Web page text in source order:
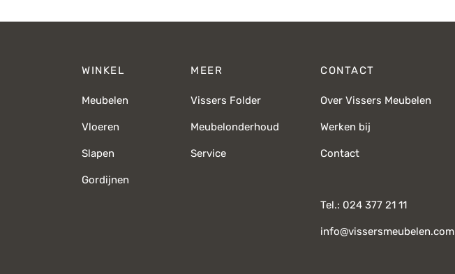
WINKEL
Meubelen
Vloeren
Slapen
Gordijnen
MEER
Vissers Folder
Meubelonderhoud
Service
CONTACT
Over Vissers Meubelen
Werken bij
Contact
Tel.: 024 377 21 11
info@vissersmeubelen.com